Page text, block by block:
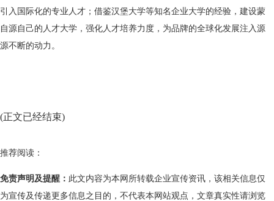
引入国际化的专业人才；借鉴汉堡大学等知名企业大学的经验，建设蒙
自源自己的人才大学，强化人才培养力度，为品牌的全球化发展注入源
源不断的动力。
(正文已经结束)
推荐阅读：
免责声明及提醒： 此文内容为本网所转载企业宣传资讯，该相关信息仅
为宣传及传递更多信息之目的，不代表本网站观点，文章真实性请浏览